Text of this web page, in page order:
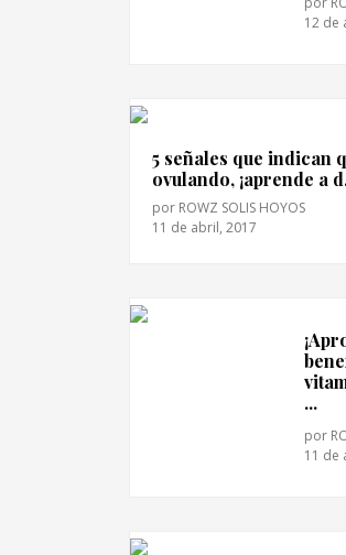
12 de
5 señales que indican
ovulando, ¡aprende a
por ROWZ SOLIS HOYOS
11 de abril, 2017
...
por
11 de